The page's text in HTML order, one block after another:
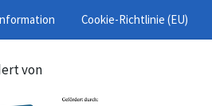
Cookie-Richtlinie (EU)
von